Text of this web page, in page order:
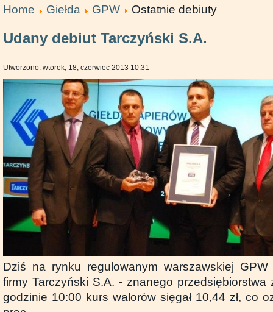
Home Giełda GPW Ostatnie debiuty
Udany debiut Tarczyński S.A.
Utworzono: wtorek, 18, czerwiec 2013 10:31
Dziś na rynku regulowanym warszawskiej GPW
firmy Tarczyński S.A. - znanego
godzinie 10:00 kurs walorów sięgał 10,44 zł, co